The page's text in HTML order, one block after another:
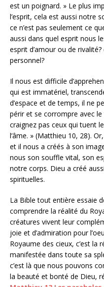
est un poignard. » Le plus
l’esprit, cela est aussi notre
ce n’est pas seulement ce
aussi dans quel esprit nous
esprit d’amour ou de
personnel?
Il nous est difficile
qui est immatériel,
d’espace et de temps, il ne
périr et se corrompre avec le
craignez pas ceux qui tuent
l’âme. » (Matthieu 10, 28).
et il nous a créés à son
nous son souffle vital, son
notre corps. Dieu a créé
spirituelles.
La Bible tout entière essaie
comprendre la réalité du
créatures vivent leur
joie et d’admiration pour
Royaume des cieux, c’est la
manifestée dans toute sa
c’est là que nous pouvons
la beauté et bonté de Dieu,